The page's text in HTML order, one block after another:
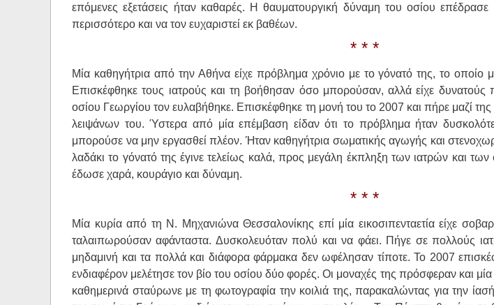
επόμενες εξετάσεις ήταν καθαρές. Η θαυματουργική δύναμη του οσίου
περισσότερο και να τον ευχαριστεί εκ βαθέων.
* * *
Μία καθηγήτρια από την Αθήνα είχε πρόβλημα χρόνιο με το γόνατό της, το οποίο
Επισκέφθηκε τους ιατρούς και τη βοήθησαν όσο μπορούσαν, αλλά είχε δυνατούς
οσίου Γεωργίου τον ευλαβήθηκε. Επισκέφθηκε τη μονή του το 2007 και πήρε μαζί
λειψάνων του. Ύστερα από μία επέμβαση είδαν ότι το πρόβλημα ήταν
μπορούσε να μην εργασθεί πλέον. Ήταν καθηγήτρια σωματικής αγωγής και
λαδάκι το γόνατό της έγινε τελείως καλά, προς μεγάλη έκπληξη των ιατρών και
έδωσε χαρά, κουράγιο και δύναμη.
* * *
Μία κυρία από τη Ν. Μηχανιώνα Θεσσαλονίκης επί μία εικοσιπενταετία είχε
ταλαιπωρούσαν αφάνταστα. Δυσκολευόταν πολύ και να φάει. Πήγε σε πολλούς
μηδαμινή και τα πολλά και διάφορα φάρμακα δεν ωφέλησαν τίποτε. Το 2007
ενδιαφέρον μελέτησε τον βίο του οσίου δύο φορές. Οι μοναχές της πρόσφεραν και
καθημερινά σταύρωνε με τη φωτογραφία την κοιλιά της, παρακαλώντας για την